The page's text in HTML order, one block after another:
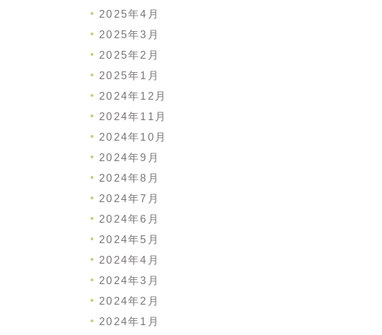
2025年4月
2025年3月
2025年2月
2025年1月
2024年12月
2024年11月
2024年10月
2024年9月
2024年8月
2024年7月
2024年6月
2024年5月
2024年4月
2024年3月
2024年2月
2024年1月